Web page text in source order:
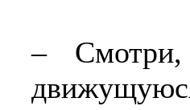
– Смотри,